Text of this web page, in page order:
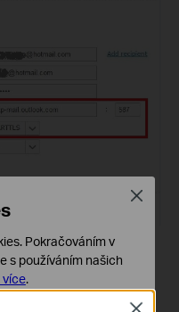
the settings, and click
are working.
Close
Pokračováním v
s používáním našich
více.
Close